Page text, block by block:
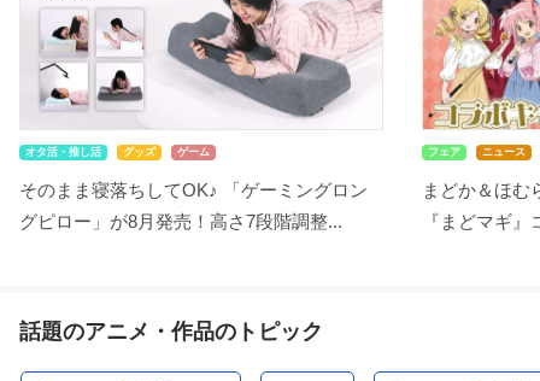
オタ活・推し活 グッズ ゲーム
そのまま寝落ちしてOK♪ 「ゲーミングロン
グピロー」が8月発売！高さ7段階調整...
フェア ニュース
まどか＆ほむ
『まどマギ
話題のアニメ・作品のトピック